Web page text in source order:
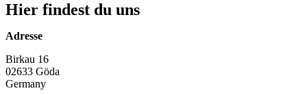
Hier findest du uns
Adresse
Birkau 16
02633 Göda
Germany